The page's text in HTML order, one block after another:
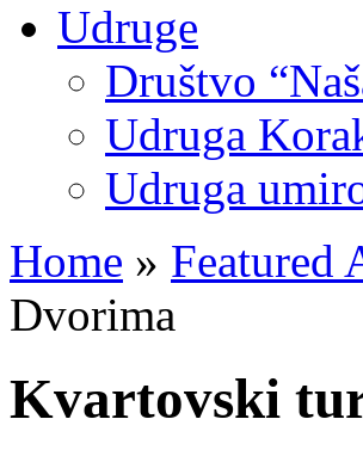
Udruge
Društvo
Udruga
Udruga
Home » Featured
Dvorima
Kvartovski